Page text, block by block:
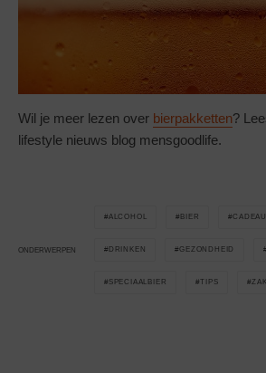
Wil je meer lezen over bierpakketten?
lifestyle nieuws blog mensgoodlife.
ONDERWERPEN
ALCOHOL BIER CADEAU
DRINKEN GEZONDHEID
SPECIAALBIER TIPS